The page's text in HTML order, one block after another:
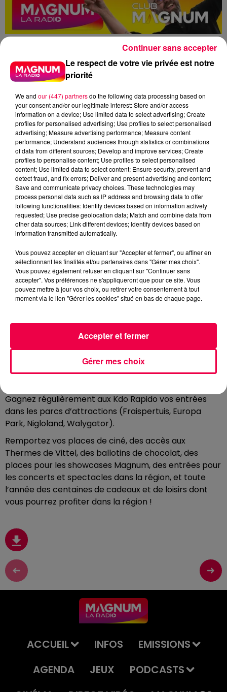
Skip The Use
Epinal
Showcase
Magnum la Radio
Magnum
Radio
Vosges
Meurthe et Moselle
Haute Marne
Alsace
Meuse Grand Est
Fred
YANNICK DE PORTIEUX REMPORTE SES PLACES AU
SHOWCASE MAGNUM AVEC SKIP THE USE
1 min 47 sec
30 janvier 2026 - 1 min 47 sec
JOUEZ et GAGNEZ en moins de 5 minutes !
Dès que Fred vous donne le top entre 09h00 et 13h00,
inscrivez-vous le plus vite possible et gagnez des
Gagnez régulièrement aux Kdo Rapido vos entrées
dans les parcs d’attractions (Fraispertuis, Europa
Park, Nigloland, Walygator).
Remportez vos places de ciné, des accès aux
Thermes de Vittel, des ballotins de chocolat, des
places pour les showcases Magnum, des entrées pour
les concerts et spectacles dans la région, et toute
l’année des centaines de cadeaux et de loisirs dont
vous pourrez profiter dans la région !
ACCUEIL INFOS
EMISSIONS
AGENDA
JEUX
PODCASTS
Le respect de votre vie privée est notre
priorité
We and our (447) partnersdo the following data processing based on
your consent and/or our legitimate interest: Store and/or access
information on a device; Use limited data to select advertising; Create
profiles for personalised advertising; Use profiles to select personalised
advertising; Measure advertising performance; Measure content
performance; Understand audiences through statistics or combinations
of data from different sources; Develop and improve services; Create
profiles to personalise content; Use profiles to select personalised
content; Use limited data to select content; Ensure security, prevent and
detect fraud, and fix errors; Deliver and present advertising and content;
Save and communicate privacy choices. These technologies may
process personal data such as IP address and browsing data to offer
following functionalities: Identify devices based on information actively
requested; Use precise geolocation data; Match and combine data from
other data sources; Link different devices; Identify devices based on
information transmitted automatically.
Vous pouvez accepter en cliquant sur "Accepter et fermer", ou affiner en
sélectionnant les finalités et/ou partenaires dans "Gérer mes choix".
Vous pouvez également refuser en cliquant sur "Continuer sans
accepter". Vos préférences ne s'appliqueront que pour ce site. Vous
pouvez mettre à jour vos choix, ou retirer votre consentement à tout
moment via le lien "Gérer les cookies" situé en bas de chaque page.
Gérer mes choix
Accepter et fermer
Continuer sans accepter